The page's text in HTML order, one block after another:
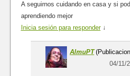
o
k
S
a
d
I
n
(
S
a
b
r
e
e
n
e
(
e
b
e
A seguirnos cuidando en casa y si
aprendiendo mejor
Inicia sesión para responder ↓
AlmuPT
04/11/